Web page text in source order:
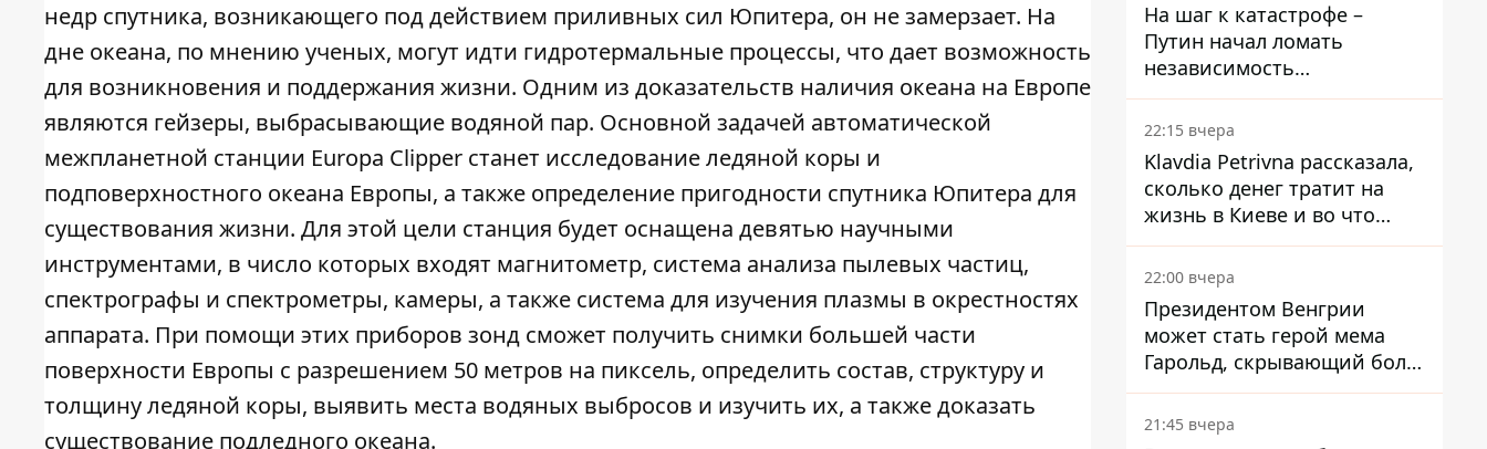
недр спутника, возникающего под действием приливных сил Юпитера, он не замерзает. На
дне океана, по мнению ученых, могут идти гидротермальные процессы, что дает возможность
для возникновения и поддержания жизни. Одним из доказательств наличия океана на Европе
являются гейзеры, выбрасывающие водяной пар. Основной задачей автоматической
межпланетной станции Europa Clipper станет исследование ледяной коры и
подповерхностного океана Европы, а также определение пригодности спутника Юпитера для
существования жизни. Для этой цели станция будет оснащена девятью научными
инструментами, в число которых входят магнитометр, система анализа пылевых частиц,
спектрографы и спектрометры, камеры, а также система для изучения плазмы в окрестностях
аппарата. При помощи этих приборов зонд сможет получить снимки большей части
поверхности Европы с разрешением 50 метров на пиксель, определить состав, структуру и
толщину ледяной коры, выявить места водяных выбросов и изучить их, а также доказать
существование подледного океана.
На шаг к катастрофе –
Путин начал ломать
независимость
собственного Центробанка,
заставив снизить базовую
ставку
22:15 вчера
Klavdia Petrivna рассказала,
сколько денег тратит на
жизнь в Киеве и во что
вкладывает миллионы
22:00 вчера
Президентом Венгрии
может стать герой мема
Гарольд, скрывающий боль
– он возглавил народное
голосование
21:45 вчера